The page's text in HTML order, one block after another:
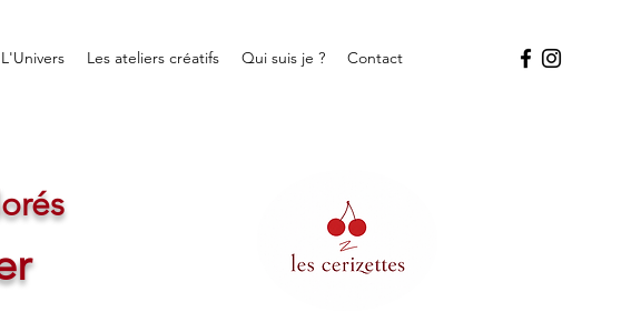
L'Univers Les ateliers créatifs Qui suis je ? Contact